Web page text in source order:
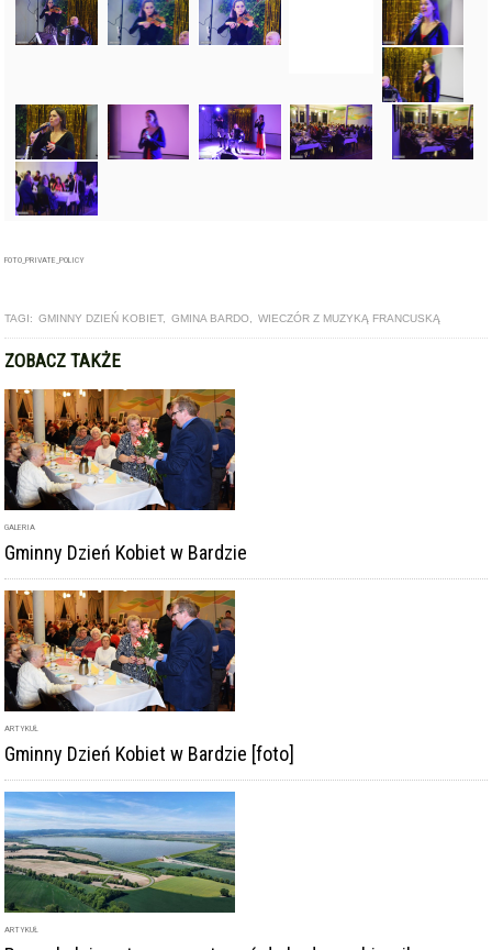
FOTO_PRIVATE_POLICY
TAGI: GMINNY DZIEŃ KOBIET
GALERIA
Gminny Dzień Kobiet w Bardzie
ARTYKUŁ
Gminny Dzień Kobiet w Bardzie [foto]
ARTYKUŁ
Rusza kolejny etap przygotowań do budowy zbiornika
Kamieniec Ząbkowicki. Jest postępowanie